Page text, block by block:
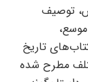
توصیف
تاریخ
مطرح شده